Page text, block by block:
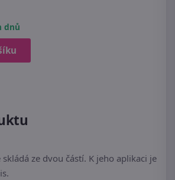
dnů
skládá ze dvou částí. K jeho aplikaci je